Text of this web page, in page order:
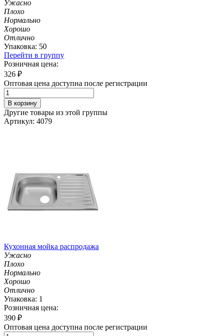
Ужасно
Плохо
Нормально
Хорошо
Отлично
Упаковка: 50
Перейти в группу
Розничная цена:
326 ₽
Оптовая цена доступна после регистрации
В корзину
Другие товары из этой группы
Артикул: 4079
Кухонная мойка распродажа
Ужасно
Плохо
Нормально
Хорошо
Отлично
Упаковка: 1
Розничная цена:
390 ₽
Оптовая цена доступна после регистрации